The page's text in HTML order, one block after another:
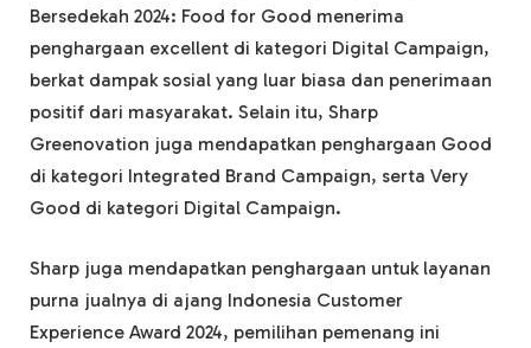
Bersedekah 2024: Food for Good menerima
penghargaan excellent di kategori Digital Campaign,
berkat dampak sosial yang luar biasa dan penerimaan
positif dari masyarakat. Selain itu, Sharp
Greenovation juga mendapatkan penghargaan Good
di kategori Integrated Brand Campaign, serta Very
Good di kategori Digital Campaign.
Sharp juga mendapatkan penghargaan untuk layanan
purna jualnya di ajang Indonesia Customer
Experience Award 2024, pemilihan pemenang ini